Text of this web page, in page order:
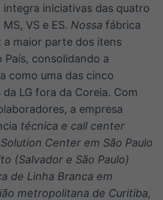
integra iniciativas das quatro
MS, VS e ES. Nossa fábrica
a maior parte dos itens
consolidando a
como uma das cinco
LG fora da Coreia. Com
a empresa
técnica e call center
Center em São Paulo
(Salvador e São Paulo)
de Linha Branca em
metropolitana de Curitiba,